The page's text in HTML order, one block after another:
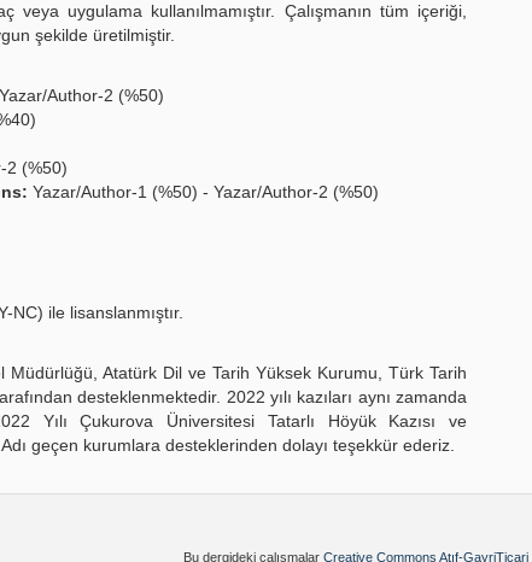
uygulama kullanılmamıştır. Çalışmanın tüm içeriği,
şekilde üretilmiştir.
Author-2 (%50)
2 (%50)
Yazar/Author-1 (%50) - Yazar/Author-2 (%50)
ile lisanslanmıştır.
Müdürlüğü, Atatürk Dil ve Tarih Yüksek Kurumu, Türk Tarih
desteklenmektedir. 2022 yılı kazıları aynı zamanda
Yılı Çukurova Üniversitesi Tatarlı Höyük Kazısı ve
geçen kurumlara desteklerinden dolayı teşekkür ederiz.
Bu dergideki çalışmalar Creative Commons Atıf-